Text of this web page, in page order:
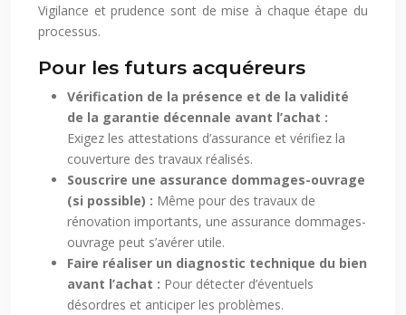
Vigilance et prudence sont de mise à chaque étape du
processus.
Pour les futurs acquéreurs
Vérification de la présence et de la validité
de la garantie décennale avant l’achat :
Exigez les attestations d’assurance et vérifiez la
couverture des travaux réalisés.
Souscrire une assurance dommages-ouvrage
(si possible) : Même pour des travaux de
rénovation importants, une assurance dommages-
ouvrage peut s’avérer utile.
Faire réaliser un diagnostic technique du bien
avant l’achat : Pour détecter d’éventuels
désordres et anticiper les problèmes.